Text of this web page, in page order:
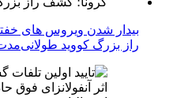
بیدار شدن ویروس‌ های
راز بزرگ کووید